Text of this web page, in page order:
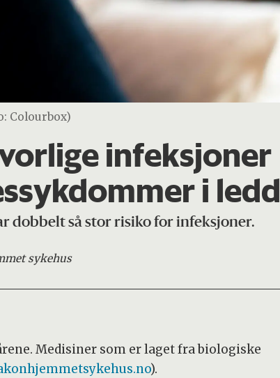
Colourbox)
infeksjoner
i ledd
dobbelt så stor risiko for infeksjoner.
sykehus
Medisiner som er laget fra biologiske
).